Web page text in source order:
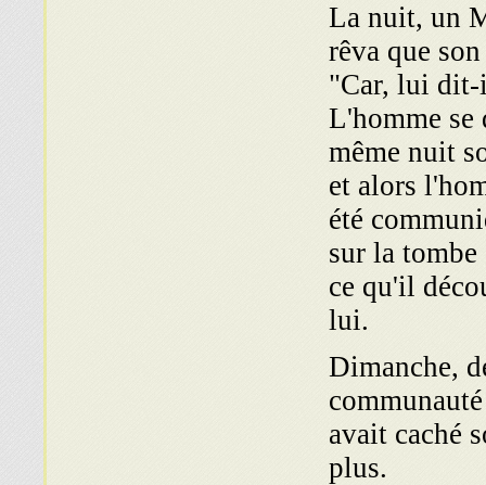
La nuit, un
rêva que
"Car, lui dit-
L'homme se
même nuit
et alors
été
sur la
ce qu'il
lui.
Dimanche,
avait caché
plus.